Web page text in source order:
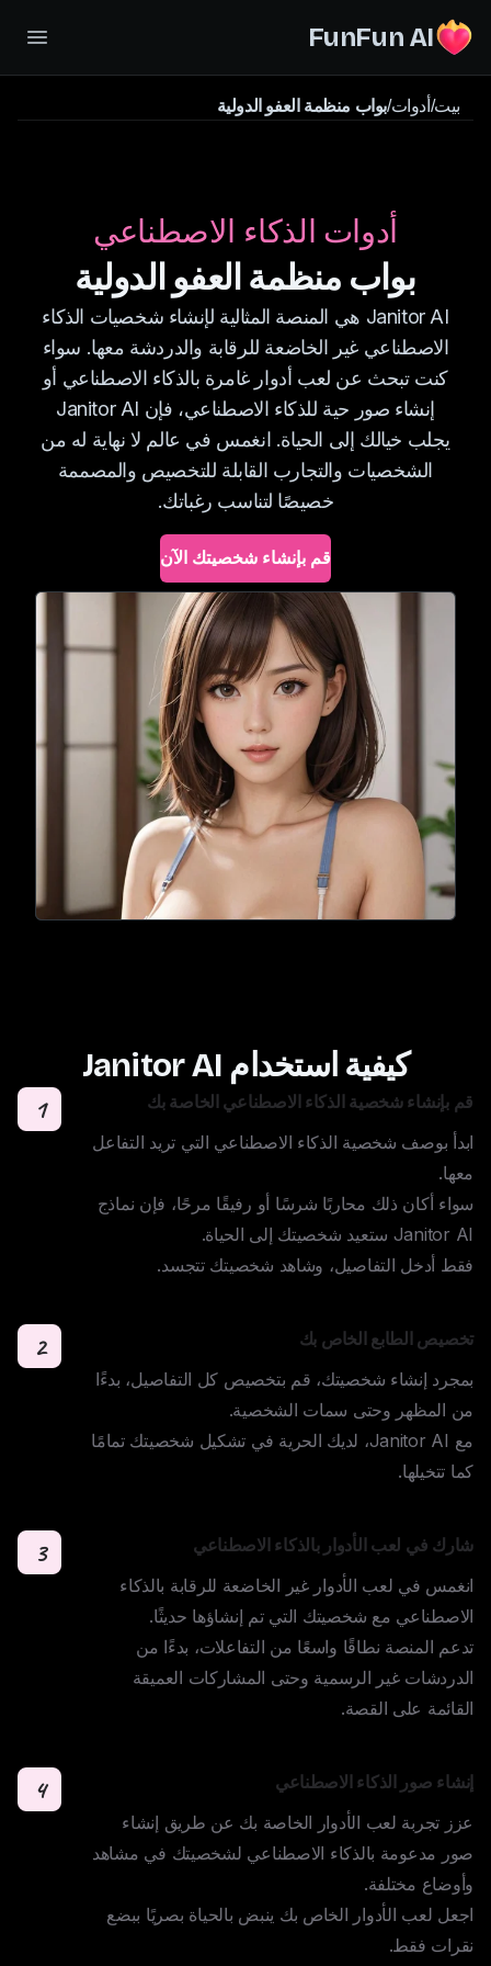
FunFun AI
بيت/ أدوات/بواب منظمة العفو الدولية
أدوات الذكاء الاصطناعي
بواب منظمة العفو الدولية
Janitor AI هي المنصة المثالية لإنشاء شخصيات الذكاء
الاصطناعي غير الخاضعة للرقابة والدردشة معها. سواء
كنت تبحث عن لعب أدوار غامرة بالذكاء الاصطناعي أو
إنشاء صور حية للذكاء الاصطناعي، فإن Janitor AI
يجلب خيالك إلى الحياة. انغمس في عالم لا نهاية له من
الشخصيات والتجارب القابلة للتخصيص والمصممة
خصيصًا لتناسب رغباتك.
قم بإنشاء شخصيتك الآن
كيفية استخدام Janitor AI
1 قم بإنشاء شخصية الذكاء الاصطناعي الخاصة بك
فقط أدخل التفاصيل، وشاهد شخصيتك تتجسد.
2 تخصيص الطابع الخاص بك
كما تتخيلها.
3 شارك في لعب الأدوار بالذكاء الاصطناعي
القائمة على القصة.
4 إنشاء صور الذكاء الاصطناعي
نقرات فقط.